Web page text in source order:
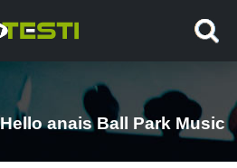
anais Ball Park Music